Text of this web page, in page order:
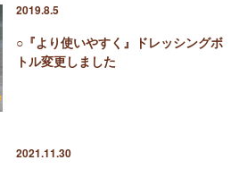
2019.8.5
○『より使いやすく』ドレッシングボ
トル変更しました
2021.11.30